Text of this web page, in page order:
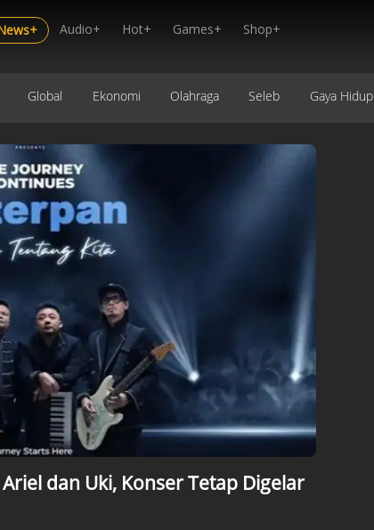
Audio+ Hot+ Games+ Shop+
Global Ekonomi Olahraga Seleb Gaya Hidup
dan Uki, Konser Tetap Digelar